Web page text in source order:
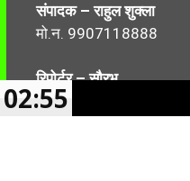
संपादक – राहुल शुक्ला
मो.न. 9907118888
रिपोर्टर – सौरभ
मो.न.-7499999906
02:55